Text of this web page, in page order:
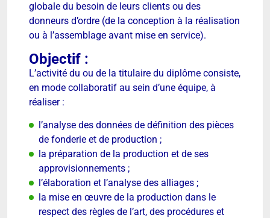
globale du besoin de leurs clients ou des
donneurs d’ordre (de la conception à la réalisation
ou à l’assemblage avant mise en service).
Objectif :
L’activité du ou de la titulaire du diplôme consiste,
en mode collaboratif au sein d’une équipe, à
réaliser :
l’analyse des données de définition des pièces
de fonderie et de production ;
la préparation de la production et de ses
approvisionnements ;
l’élaboration et l’analyse des alliages ;
la mise en œuvre de la production dans le
respect des règles de l’art, des procédures et